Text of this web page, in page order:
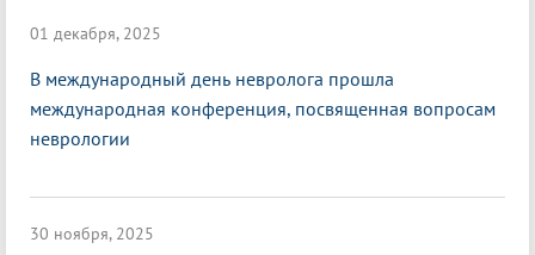
01 декабря, 2025
В международный день невролога прошла
международная конференция, посвященная вопросам
неврологии
30 ноября, 2025